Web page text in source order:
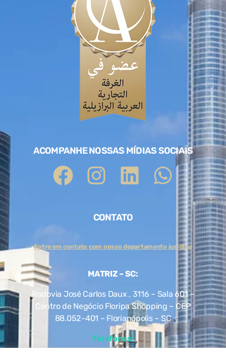
ACOMPANHE NOSSAS MÍDIAS SOCIAIS
CONTATO
Entre em contato com nosso departamento jurídico
MATRIZ – SC:
Rodovia José Carlos Daux , 3116 – Sala 601 –
Centro de Negócio Floripa Shopping – CEP
88.052-401 – Florianópolis – SC
Telefones: